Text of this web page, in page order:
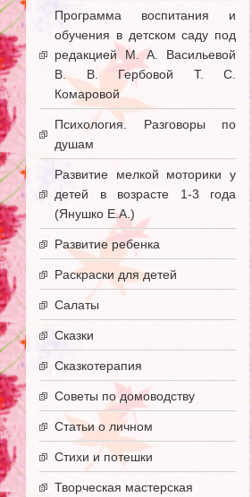
Программа воспитания и
обучения в детском саду под
редакцией М. А. Васильевой
В. В. Гербовой Т. С.
Комаровой
Психология. Разговоры по
душам
Развитие мелкой моторики у
детей в возрасте 1-3 года
(Янушко Е.А.)
Развитие ребенка
Раскраски для детей
Салаты
Сказки
Сказкотерапия
Советы по домоводству
Статьи о личном
Стихи и потешки
Творческая мастерская